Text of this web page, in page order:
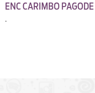
ENC CARIMBO
.